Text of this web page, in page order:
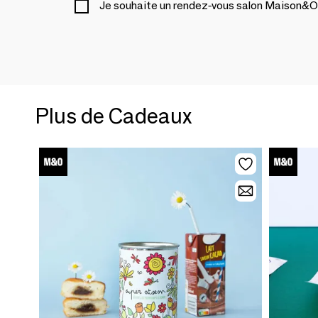
Je souhaite un rendez-vous salon
Plus de Cadeaux